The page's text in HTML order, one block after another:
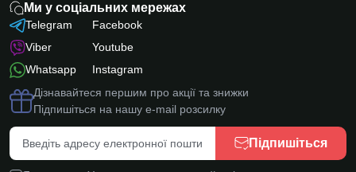
Ми у соціальних мережах
Telegram
Viber
Whatsapp
Facebook
Youtube
Instagram
Дізнавайтеся першим про акції та знижки
Підпишіться на нашу e-mail розсилку
Підпишіться